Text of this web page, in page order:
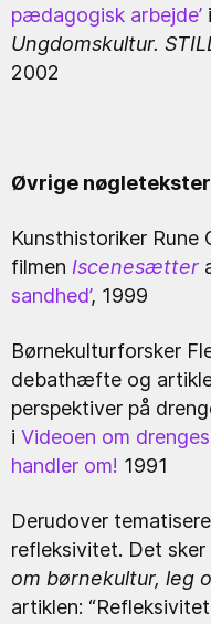
pædagogisk arbejde’
Ungdomskultur.
2002
Øvrige nøgletekster
Kunsthistoriker Rune
filmen Iscenesætter
sandhed’, 1999
Børnekulturforsker
debathæfte og
perspektiver på
i Videoen om
handler om! 1991
Derudover
refleksivitet. Det sker
om børnekultur, leg
artiklen: